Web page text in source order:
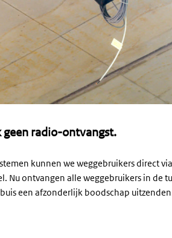
geen radio-ontvangst.
kunnen we weggebruikers direct
ontvangen alle weggebruikers in de
een afzonderlijk boodschap